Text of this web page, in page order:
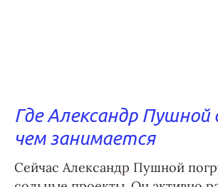
Где Александр Пушной
чем занимается
Сейчас Александр Пушной